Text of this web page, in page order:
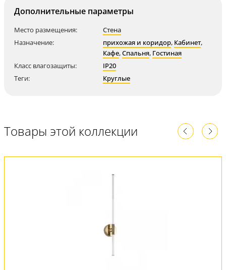
Дополнительные параметры
Место размещения:
Стена
Назначение:
прихожая и коридор, Кабинет,
Кафе,Спальня, Гостиная
Класс влагозащиты:
IP20
Теги:
Круглые
Товары этой коллекции